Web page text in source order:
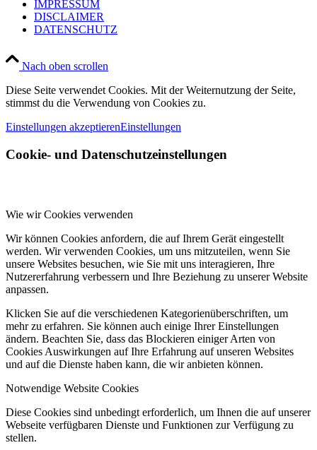
IMPRESSUM
DISCLAIMER
DATENSCHUTZ
Nach oben scrollen
Diese Seite verwendet Cookies. Mit der Weiternutzung der Seite,
stimmst du die Verwendung von Cookies zu.
Einstellungen akzeptierenEinstellungen
Cookie- und Datenschutzeinstellungen
Wie wir Cookies verwenden
Wir können Cookies anfordern, die auf Ihrem Gerät eingestellt
werden. Wir verwenden Cookies, um uns mitzuteilen, wenn Sie
unsere Websites besuchen, wie Sie mit uns interagieren, Ihre
Nutzererfahrung verbessern und Ihre Beziehung zu unserer Website
anpassen.
Klicken Sie auf die verschiedenen Kategorienüberschriften, um
mehr zu erfahren. Sie können auch einige Ihrer Einstellungen
ändern. Beachten Sie, dass das Blockieren einiger Arten von
Cookies Auswirkungen auf Ihre Erfahrung auf unseren Websites
und auf die Dienste haben kann, die wir anbieten können.
Notwendige Website Cookies
Diese Cookies sind unbedingt erforderlich, um Ihnen die auf unserer
Webseite verfügbaren Dienste und Funktionen zur Verfügung zu
stellen.